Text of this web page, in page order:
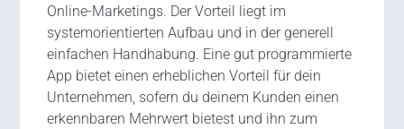
Online-Marketings. Der Vorteil liegt im
systemorientierten Aufbau und in der generell
einfachen Handhabung. Eine gut programmierte
App bietet einen erheblichen Vorteil für dein
Unternehmen, sofern du deinem Kunden einen
erkennbaren Mehrwert bietest und ihn zum